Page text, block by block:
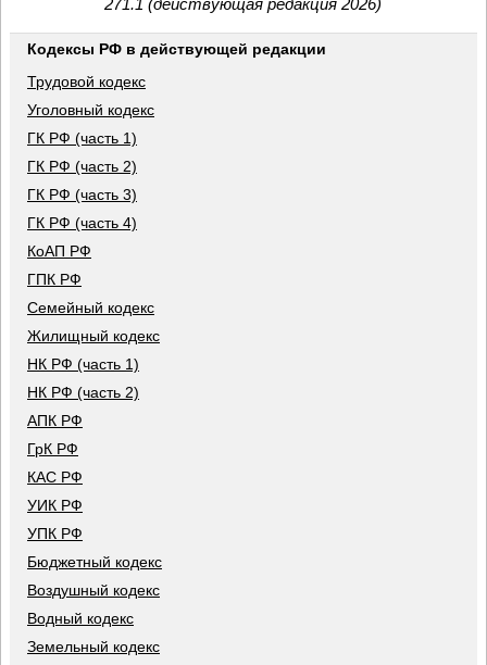
271.1 (действующая редакция 2026)
Кодексы РФ в действующей редакции
Трудовой кодекс
Уголовный кодекс
ГК РФ (часть 1)
ГК РФ (часть 2)
ГК РФ (часть 3)
ГК РФ (часть 4)
КоАП РФ
ГПК РФ
Семейный кодекс
Жилищный кодекс
НК РФ (часть 1)
НК РФ (часть 2)
АПК РФ
ГрК РФ
КАС РФ
УИК РФ
УПК РФ
Бюджетный кодекс
Воздушный кодекс
Водный кодекс
Земельный кодекс